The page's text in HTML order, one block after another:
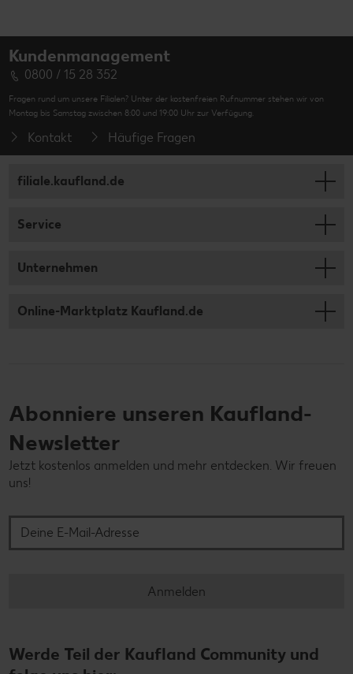
Kundenmanagement
0800 / 15 28 352
Fragen rund um unsere Filialen? Unter der kostenfreien Rufnummer stehen wir von
Montag bis Samstag zwischen 8:00 und 19:00 Uhr zur Verfügung.
Kontakt Häufige Fragen
filiale.kaufland.de
Service
Unternehmen
Online-Marktplatz Kaufland.de
Abonniere unseren Kaufland-
Newsletter
Jetzt kostenlos anmelden und mehr entdecken. Wir freuen
uns!
Anmelden
Werde Teil der Kaufland Community und